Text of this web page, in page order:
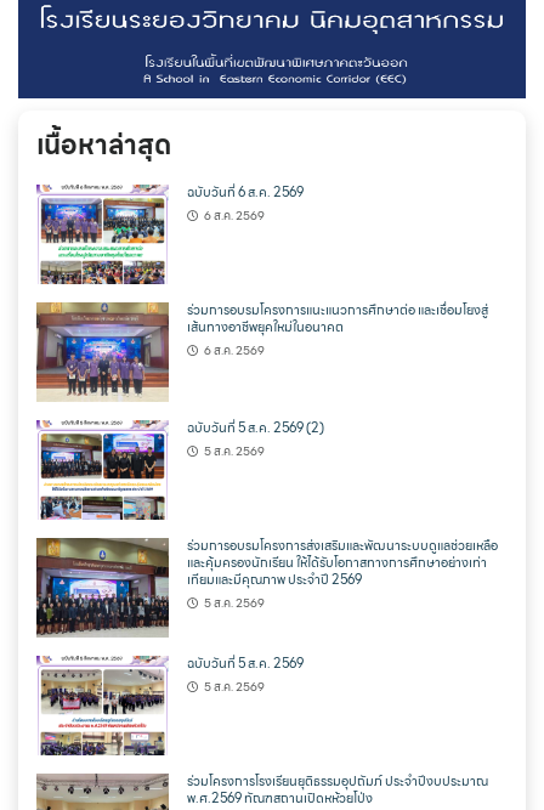
เนื้อหาล่าสุด
ฉบับวันที่ 6 ส.ค. 2569
6 ส.ค. 2569
ร่วมการอบรมโครงการแนะแนวการศึกษาต่อ และเชื่อมโยงสู่
เส้นทางอาชีพยุคใหม่ในอนาคต
6 ส.ค. 2569
ฉบับวันที่ 5 ส.ค. 2569 (2)
5 ส.ค. 2569
ร่วมการอบรมโครงการส่งเสริมและพัฒนาระบบดูแลช่วยเหลือ
และคุ้มครองนักเรียน ให้ได้รับโอกาสทางการศึกษาอย่างเท่า
เทียมและมีคุณภาพ ประจำปี 2569
5 ส.ค. 2569
ฉบับวันที่ 5 ส.ค. 2569
5 ส.ค. 2569
ร่วมโครงการโรงเรียนยุติธรรมอุปถัมภ์ ประจำปีงบประมาณ
พ.ศ.2569 ทัณฑสถานเปิดหห้วยโป่ง